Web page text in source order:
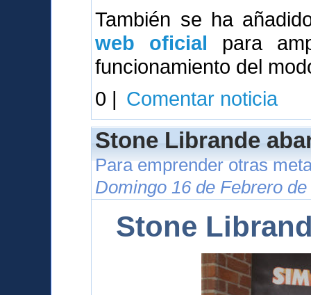
También se ha
web oficial para
funcionamiento del
0 | Comentar noticia
Stone Librande
Para emprender otras
Domingo 16 de Febrero
Stone